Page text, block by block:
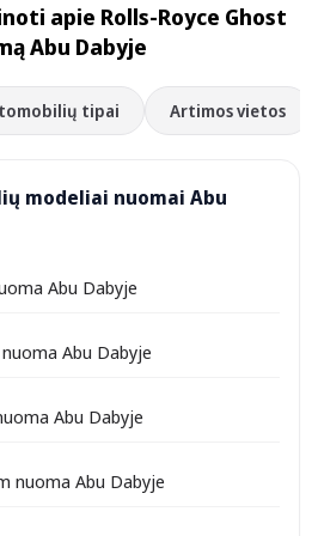
gali būti taikomas nedidelis
nurodomas iš anksto.
apie Rolls-Royce Ghost
Abu Dabyje
tipai Artimos vietos
modeliai nuomai Abu
Abu Dabyje
Abu Dabyje
Abu Dabyje
nuoma Abu Dabyje